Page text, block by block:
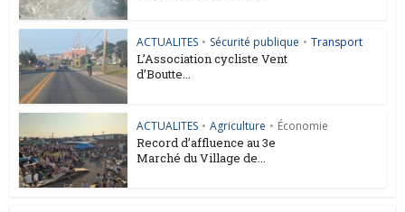
ACTUALITES • Sécurité publique • Transport
L’Association cycliste Vent
d’Boutte...
ACTUALITES • Agriculture • Économie
Record d’affluence au 3e
Marché du Village de...